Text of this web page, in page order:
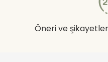
Öneri ve